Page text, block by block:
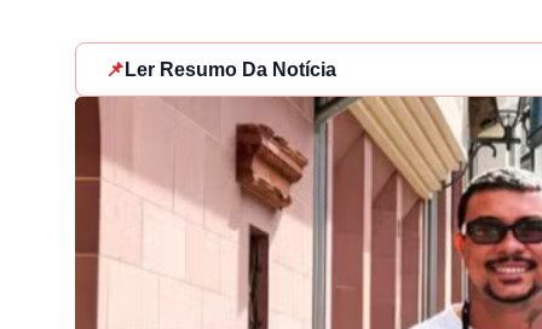
📌 Ler Resumo Da Notícia